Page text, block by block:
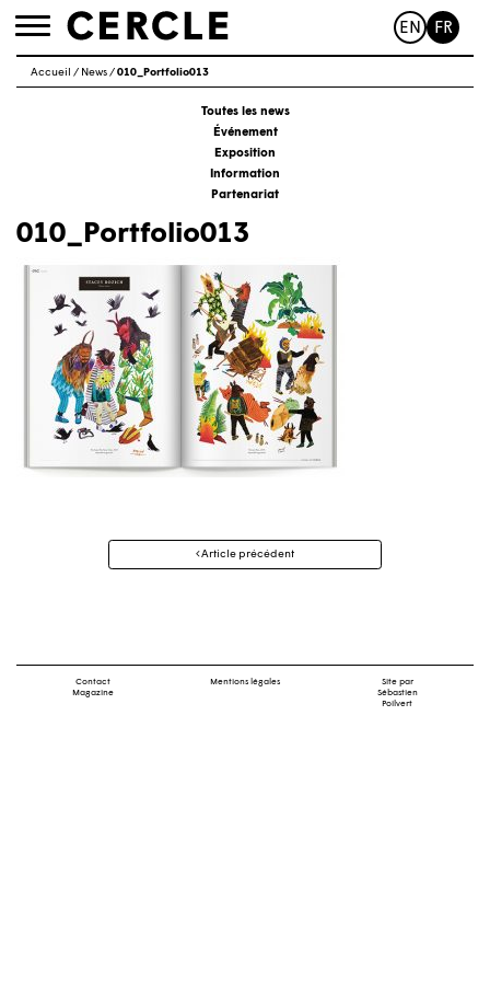
Toggle
EN FR
Accueil / News/010_Portfolio013
Toutes les news
Événement
Exposition
Information
Partenariat
010_Portfolio013
Navigation
Article précédent
Contact
Magazine
Mentions légales
Site par
Sébastien
Poilvert